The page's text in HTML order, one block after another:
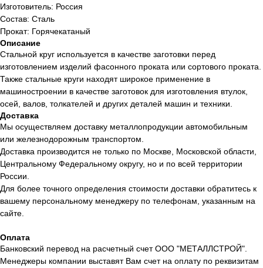
Изготовитель: Россия
Состав: Сталь
Прокат: Горячекатаный
Описание
Стальной круг используется в качестве заготовки перед
изготовлением изделий фасонного проката или сортового проката.
Также стальные круги находят широкое применение в
машиностроении в качестве заготовок для изготовления втулок,
осей, валов, толкателей и других деталей машин и техники.
Доставка
Мы осуществляем доставку металлопродукции автомобильным
или железнодорожным транспортом.
Доставка производится не только по Москве, Московской области,
Центральному Федеральному округу, но и по всей территории
России.
Для более точного определения стоимости доставки обратитесь к
вашему персональному менеджеру по телефонам, указанным на
сайте.
Оплата
Банковский перевод на расчетный счет ООО "МЕТАЛЛСТРОЙ".
Менеджеры компании выставят Вам счет на оплату по реквизитам